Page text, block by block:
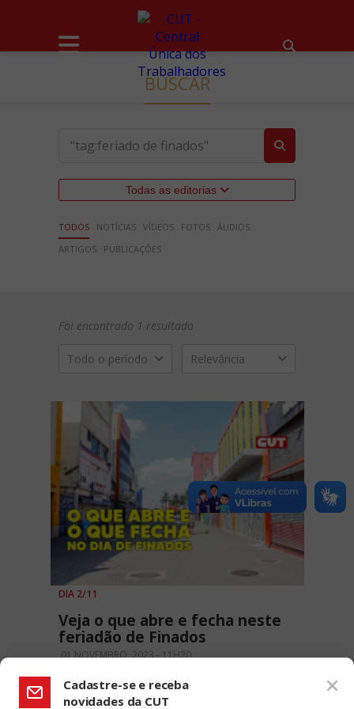
BUSCAR
Todas as editorias
TODOS NOTÍCIAS VÍDEOS FOTOS ÁUDIOS
ARTIGOS
PUBLICAÇÕES
Foi encontrado 1 resultado
Todo o período Relevância
DIA 2/11
Veja o que abre e fecha neste
feriadão de Finados
01 NOVEMBRO, 2023 - 11H20
Cadastre-se e receba
novidades da CUT